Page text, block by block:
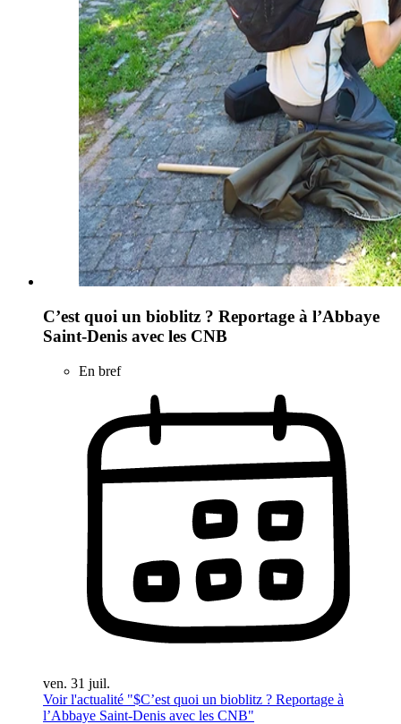
C’est quoi un bioblitz ? Reportage à l’Abbaye
Saint-Denis avec les CNB
En bref
ven. 31 juil.
Voir l'actualité "$C’est quoi un bioblitz ? Reportage à
l’Abbaye Saint-Denis avec les CNB"